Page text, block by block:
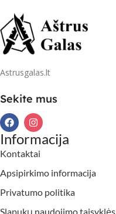
Astrusgalas.lt
Sekite mus
Informacija
Kontaktai
Apsipirkimo informacija
Privatumo politika
Slapukų naudojimo taisyklės